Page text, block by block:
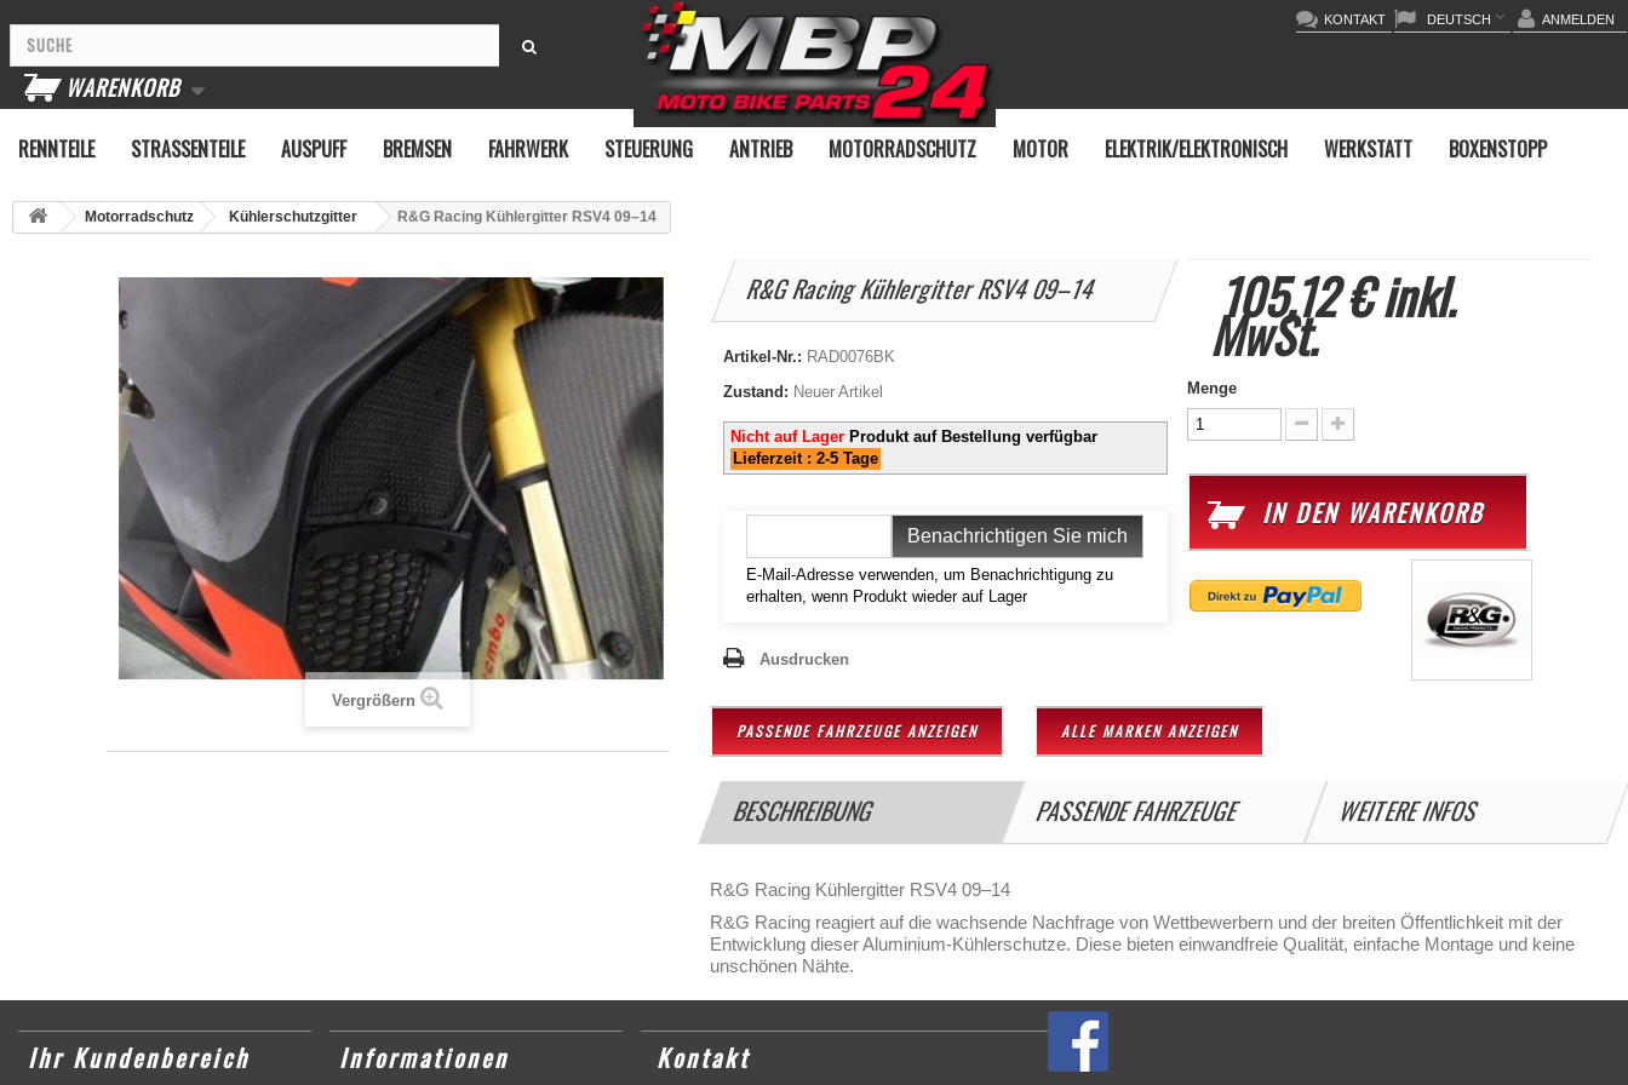
ANMELDEN
DEUTSCH
KONTAKT
WARENKORB
RENNTEILE STRASSENTEILE AUSPUFF BREMSEN FAHRWERK STEUERUNG ANTRIEB MOTORRADSCHUTZ MOTOR ELEKTRIK/ELEKTRONISCH WERKSTATT BOXENSTOPP
Motorradschutz Kühlerschutzgitter R&G Racing Kühlergitter RSV4 09–14
Vergrößern
R&G Racing Kühlergitter RSV4 09–14
Artikel-Nr.: RAD0076BK
Zustand: Neuer Artikel
Nicht auf Lager Produkt auf Bestellung verfügbar
Lieferzeit : 2-5 Tage
Benachrichtigen Sie mich
E-Mail-Adresse verwenden, um Benachrichtigung zu
erhalten, wenn Produkt wieder auf Lager
Ausdrucken
105,12 €inkl.
MwSt.
Menge
IN DEN WARENKORB
PASSENDE FAHRZEUGE ANZEIGEN ALLE MARKEN ANZEIGEN
BESCHREIBUNG PASSENDE FAHRZEUGE WEITERE INFOS
R&G Racing Kühlergitter RSV4 09–14
R&G Racing reagiert auf die wachsende Nachfrage von Wettbewerbern und der breiten Öffentlichkeit mit der
Entwicklung dieser Aluminium-Kühlerschutze. Diese bieten einwandfreie Qualität, einfache Montage und keine
unschönen Nähte.
Ihr Kundenbereich Informationen Kontakt